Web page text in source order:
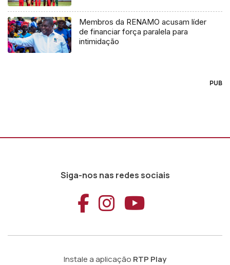
Membros da RENAMO acusam líder
de financiar força paralela para
intimidação
PUB
Siga-nos nas redes sociais
Aceder ao
Aceder ao
Aceder
Instale a aplicação RTP Play